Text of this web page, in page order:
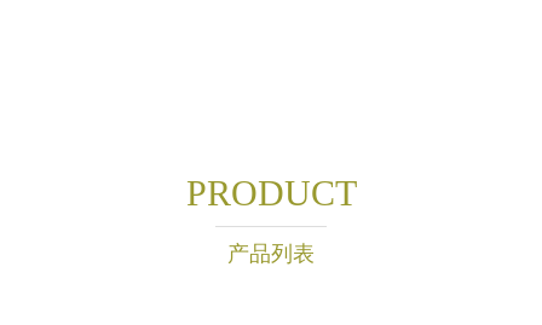
PRODUCT
产品列表